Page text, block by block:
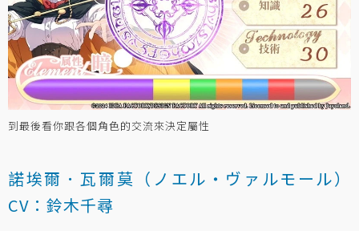
到最後看你跟各個角色的交流來決定屬性
諾埃爾．瓦爾莫（ノエル・ヴァルモール）
CV：鈴木千尋